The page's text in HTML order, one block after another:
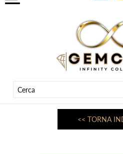
<< TORNA